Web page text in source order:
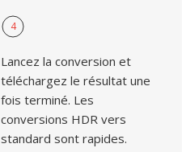
4
Lancez la conversion et
téléchargez le résultat une
fois terminé. Les
conversions HDR vers
standard sont rapides.